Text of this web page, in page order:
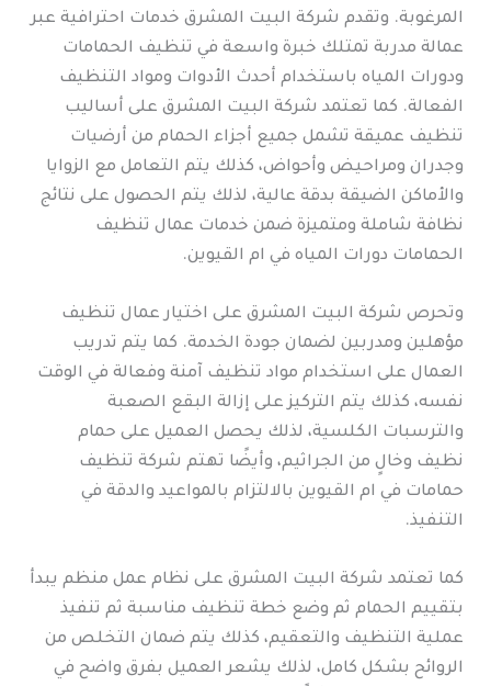
المرغوبة. وتقدم شركة البيت المشرق خدمات احترافية عبر
عمالة مدربة تمتلك خبرة واسعة في تنظيف الحمامات
ودورات المياه باستخدام أحدث الأدوات ومواد التنظيف
الفعالة. كما تعتمد شركة البيت المشرق على أساليب
تنظيف عميقة تشمل جميع أجزاء الحمام من أرضيات
وجدران ومراحيض وأحواض، كذلك يتم التعامل مع الزوايا
والأماكن الضيقة بدقة عالية، لذلك يتم الحصول على نتائج
نظافة شاملة ومتميزة ضمن خدمات عمال تنظيف
الحمامات دورات المياه في ام القيوين.
وتحرص شركة البيت المشرق على اختيار عمال تنظيف
مؤهلين ومدربين لضمان جودة الخدمة. كما يتم تدريب
العمال على استخدام مواد تنظيف آمنة وفعالة في الوقت
نفسه، كذلك يتم التركيز على إزالة البقع الصعبة
والترسبات الكلسية، لذلك يحصل العميل على حمام
نظيف وخالٍ من الجراثيم، وأيضًا تهتم شركة تنظيف
حمامات في ام القيوين بالالتزام بالمواعيد والدقة في
التنفيذ.
كما تعتمد شركة البيت المشرق على نظام عمل منظم يبدأ
بتقييم الحمام ثم وضع خطة تنظيف مناسبة ثم تنفيذ
عملية التنظيف والتعقيم، كذلك يتم ضمان التخلص من
الروائح بشكل كامل، لذلك يشعر العميل بفرق واضح في